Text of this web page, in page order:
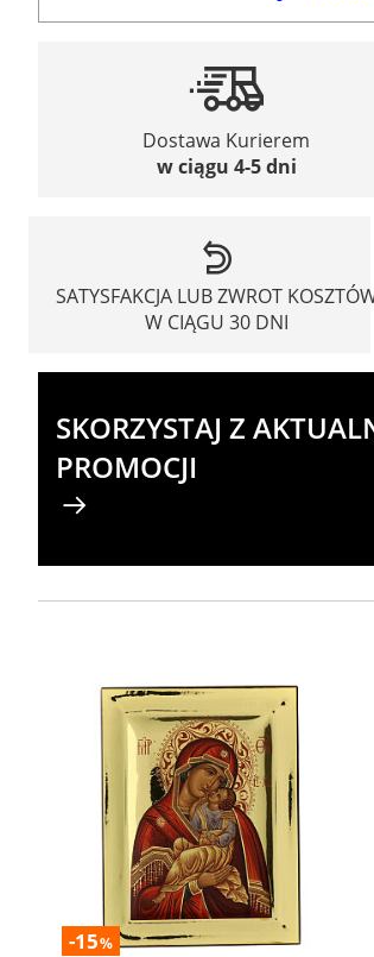
Dostawa Kurierem
w ciągu 4-5 dni
SATYSFAKCJA LUB ZWROT
W CIĄGU 30 DNI
SKORZYSTAJ Z
PROMOCJI
-15%